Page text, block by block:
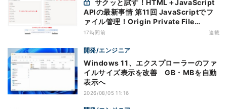
APIの最新事情 第11回 JavaScriptでフ
ァイル管理！Origin Private File
Systemを活用する
17時間前 連載
開発/エンジニア
Windows 11、エクスプローラーのファ
イルサイズ表示を改善 GB・MBを自動
表示へ
2026/08/05 11:16